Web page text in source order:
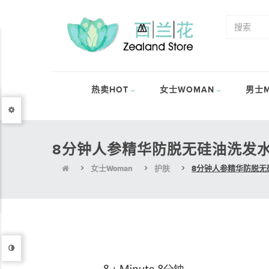
热卖HOT 女士WOMAN 男士
8分钟人参精华防脱无硅油洗发
女士Woman 护肤 8分钟人参精华防脱